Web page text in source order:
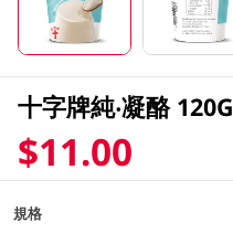
十字牌純‧凝酪
$11.00
規格